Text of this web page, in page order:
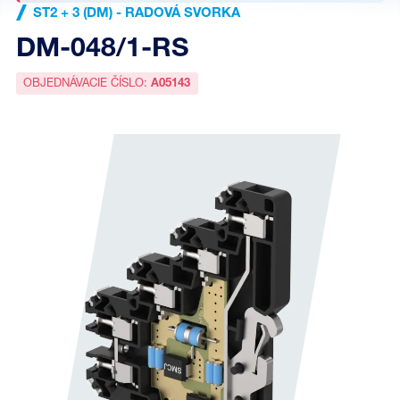
ST2 + 3 (DM) - RADOVÁ SVORKA
DM-048/1-RS
OBJEDNÁVACIE ČÍSLO:A05143